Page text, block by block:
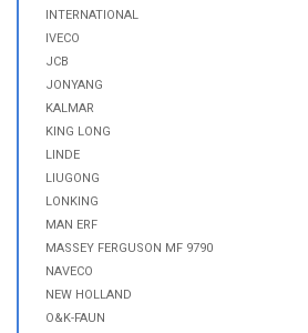
INTERNATIONAL
IVECO
JCB
JONYANG
KALMAR
KING LONG
LINDE
LIUGONG
LONKING
MAN ERF
MASSEY FERGUSON MF 9790
NAVECO
NEW HOLLAND
O&K-FAUN